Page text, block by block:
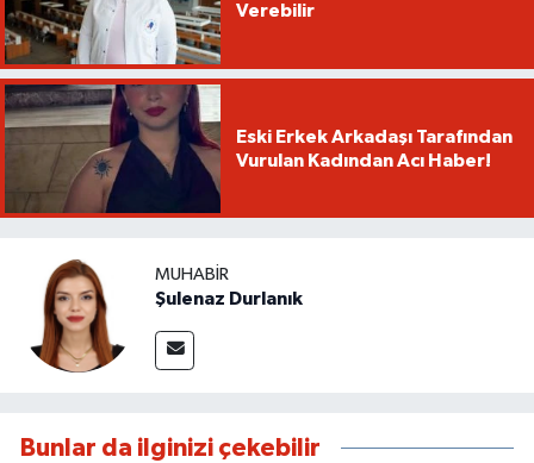
Verebilir
Eski Erkek Arkadaşı Tarafından
Vurulan Kadından Acı Haber!
MUHABIR
Şulenaz Durlanık
Bunlar da ilginizi çekebilir